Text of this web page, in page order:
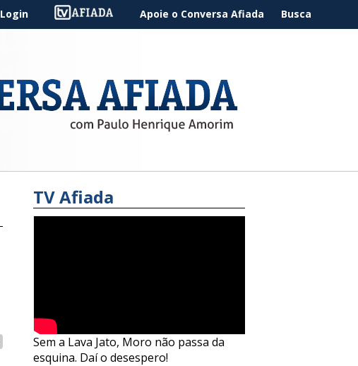
Login Apoie o Conversa Afiada Busca
TV Afiada
Sem a Lava Jato, Moro não passa da
esquina. Daí o desespero!